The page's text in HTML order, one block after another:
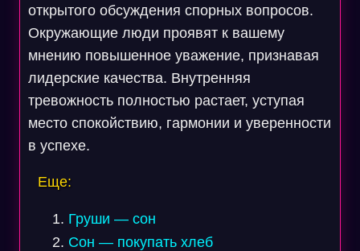
открытого обсуждения спорных вопросов.
Окружающие люди проявят к вашему
мнению повышенное уважение, признавая
лидерские качества. Внутренняя
тревожность полностью растает, уступая
место спокойствию, гармонии и уверенности
в успехе.
Еще:
Груши — сон
Сон — покупать хлеб